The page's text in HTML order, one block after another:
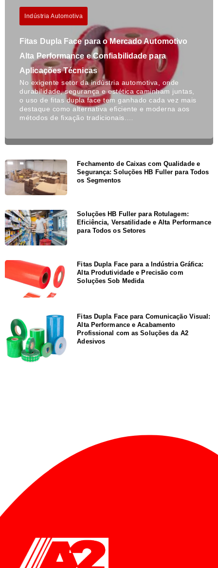
Indústria Automotiva
Fitas Dupla Face para o Mercado Automotivo
Alta Performance e Confiabilidade para
Aplicações Técnicas
No exigente setor da indústria automotiva, onde
durabilidade, segurança e estética caminham juntas,
o uso de fitas dupla face tem ganhado cada vez mais
destaque como alternativa eficiente e moderna aos
métodos de fixação tradicionais.…
Fechamento de Caixas com Qualidade e
Segurança: Soluções HB Fuller para Todos
os Segmentos
Soluções HB Fuller para Rotulagem:
Eficiência, Versatilidade e Alta Performance
para Todos os Setores
Fitas Dupla Face para a Indústria Gráfica:
Alta Produtividade e Precisão com
Soluções Sob Medida
Fitas Dupla Face para Comunicação Visual:
Alta Performance e Acabamento
Profissional com as Soluções da A2
Adesivos